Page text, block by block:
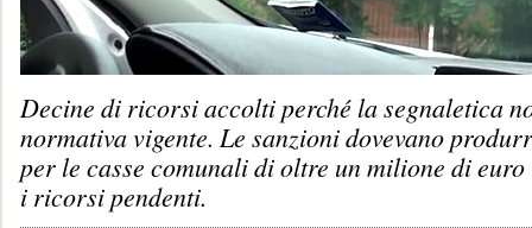
Decine di ricorsi accolti perché la segnaletica
normativa vigente. Le sanzioni dovevano
per le casse comunali di oltre un milione di
i ricorsi pendenti.